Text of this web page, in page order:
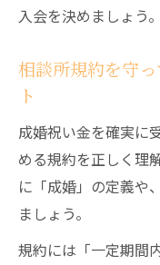
入会を決めましょう。
相談所規約を守
ト
成婚祝い金を確実に
める規約を正しく理
に「成婚」の定義や
ましょう。
規約には「一定期間